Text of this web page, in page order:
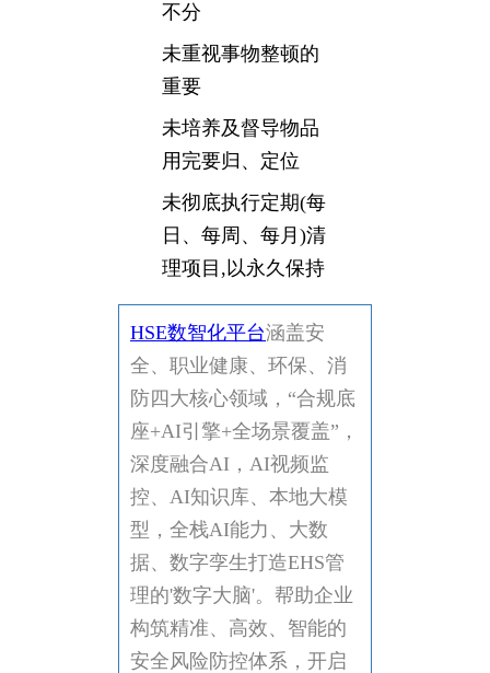
不分
未重视事物整顿的
重要
未培养及督导物品
用完要归、定位
未彻底执行定期(每
日、每周、每月)清
理项目,以永久保持
HSE数智化平台涵盖安
全、职业健康、环保、消
防四大核心领域，“合规底
座+AI引擎+全场景覆盖”，
深度融合AI，AI视频监
控、AI知识库、本地大模
型，全栈AI能力、大数
据、数字孪生打造EHS管
理的'数字大脑'。帮助企业
构筑精准、高效、智能的
安全风险防控体系，开启